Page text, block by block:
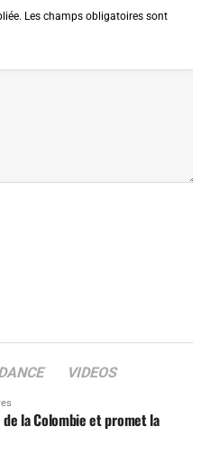
Les champs obligatoires sont
VIDEOS
la Colombie et promet la